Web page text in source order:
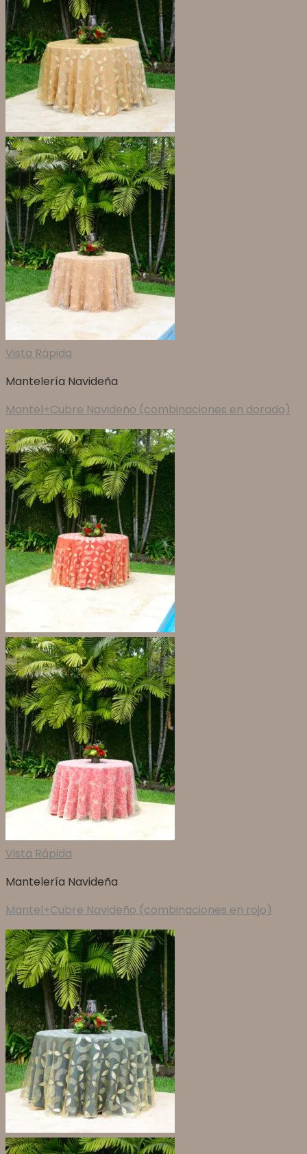
Vista Rápida
Mantelería Navideña
Mantel+Cubre Navideño (combinaciones en dorado)
Vista Rápida
Mantelería Navideña
Mantel+Cubre Navideño (combinaciones en rojo)